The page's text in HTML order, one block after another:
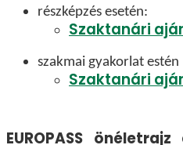
részképzés esetén:
Szaktanári
szakmai gyakorlat estén
Szaktanári
EUROPASS